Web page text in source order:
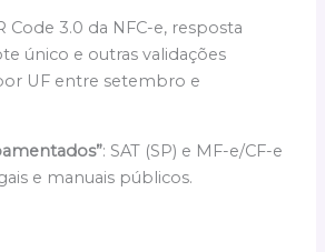
Code 3.0 da NFC-e, resposta
único e outras validações
UF entre setembro e
: SAT (SP) e MF-e/CF-e
e manuais públicos.